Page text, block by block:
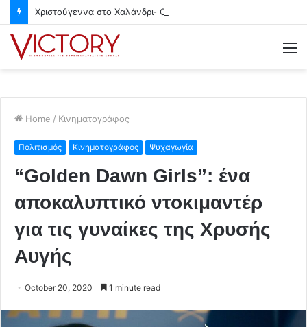
Home / Κινηματογράφος
Πολιτισμός Κινηματογράφος Ψυχαγωγία
“Golden Dawn Girls”: ένα
αποκαλυπτικό ντοκιμαντέρ
για τις γυναίκες της Χρυσής
Αυγής
October 20, 2020 1 minute read